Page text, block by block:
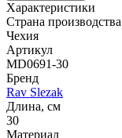
Характеристики
Страна производства
Чехия
Артикул
MD0691-30
Бренд
Rav Slezak
Длина, см
30
Материал